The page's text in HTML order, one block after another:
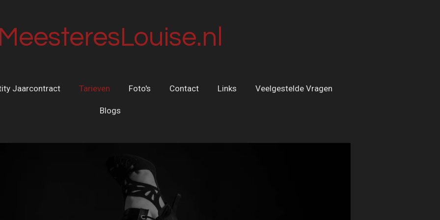
MeesteresLouise.nl
Jaarcontract Tarieven Foto's Contact Links Veelgestelde Vragen
Blogs